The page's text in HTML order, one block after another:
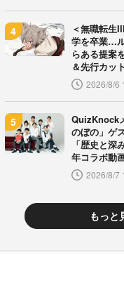
＜無職転生
学を卒業…
らある提案
＆先行カッ
2026/8/6
QuizKnock
のぼの」ゲ
「歴史と
年コラボ動
2026/8/7
もっと